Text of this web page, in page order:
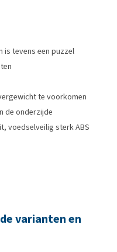
is tevens een puzzel
te voorkomen
de onderzijde
voedselveilig sterk ABS
varianten en